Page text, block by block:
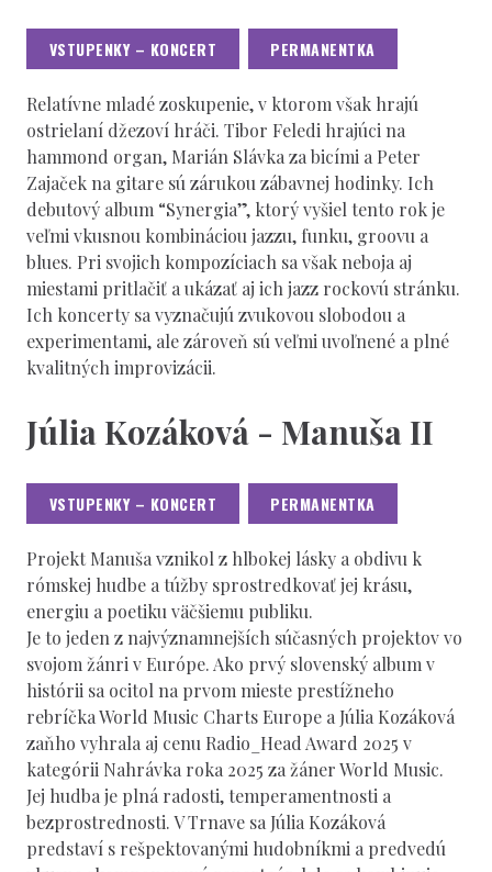
VSTUPENKY – KONCERT PERMANENTKA
Relatívne mladé zoskupenie, v ktorom však hrajú
ostrielaní džezoví hráči. Tibor Feledi hrajúci na
hammond organ, Marián Slávka za bicími a Peter
Zajaček na gitare sú zárukou zábavnej hodinky. Ich
debutový album “Synergia”, ktorý vyšiel tento rok je
veľmi vkusnou kombináciou jazzu, funku, groovu a
blues. Pri svojich kompozíciach sa však neboja aj
miestami pritlačiť a ukázať aj ich jazz rockovú stránku.
Ich koncerty sa vyznačujú zvukovou slobodou a
experimentami, ale zároveň sú veľmi uvoľnené a plné
kvalitných improvizácii.
Júlia Kozáková - Manuša II
VSTUPENKY – KONCERT PERMANENTKA
Projekt Manuša vznikol z hlbokej lásky a obdivu k
rómskej hudbe a túžby sprostredkovať jej krásu,
energiu a poetiku väčšiemu publiku.
Je to jeden z najvýznamnejších súčasných projektov vo
svojom žánri v Európe. Ako prvý slovenský album v
histórii sa ocitol na prvom mieste prestížneho
rebríčka World Music Charts Europe a Júlia Kozáková
zaňho vyhrala aj cenu Radio_Head Award 2025 v
kategórii Nahrávka roka 2025 za žáner World Music.
Jej hudba je plná radosti, temperamentnosti a
bezprostrednosti. V Trnave sa Júlia Kozáková
predstaví s rešpektovanými hudobníkmi a predvedú